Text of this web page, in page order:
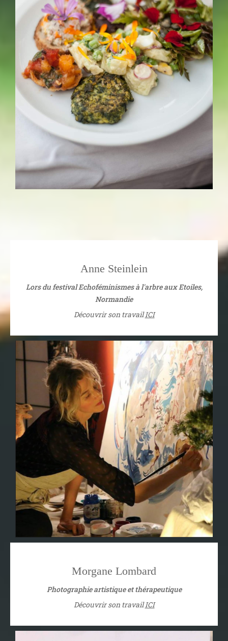
Anne Steinlein
Lors du festival Echoféminismes à l'arbre aux Etoiles,
Normandie
Découvrir son travailICI
Morgane Lombard
Photographie artistique et thérapeutique
Découvrir son travailICI